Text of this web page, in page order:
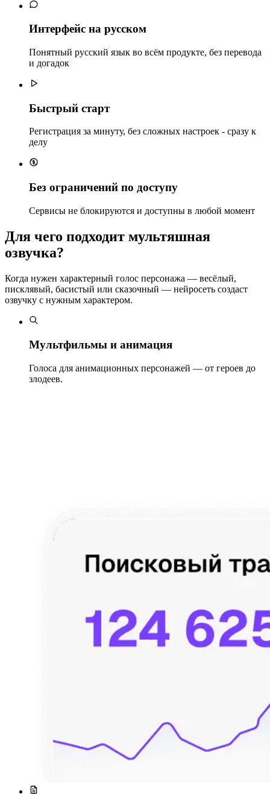
Интерфейс на русском
Понятный русский язык во всём продукте, без перевода
и догадок
Быстрый старт
Регистрация за минуту, без сложных настроек - сразу к
делу
Без ограничений по доступу
Сервисы не блокируются и доступны в любой момент
Для чего подходит мультяшная
озвучка?
Когда нужен характерный голос персонажа — весёлый,
писклявый, басистый или сказочный — нейросеть создаст
озвучку с нужным характером.
Мультфильмы и анимация
Голоса для анимационных персонажей — от героев до
злодеев.